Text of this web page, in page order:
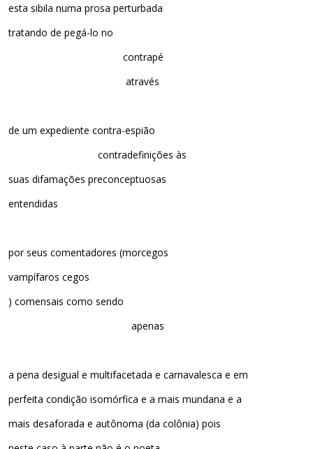
esta sibila numa prosa perturbada
tratando de pegá-lo no
contrapé
através
de um expediente contra-espião
contradefinições às
suas difamações preconceptuosas
entendidas
por seus comentadores (morcegos
vampífaros cegos
) comensais como sendo
apenas
a pena desigual e multifacetada e carnavalesca e em
perfeita condição isomórfica e a mais mundana e a
mais desaforada e autônoma (da colônia) pois